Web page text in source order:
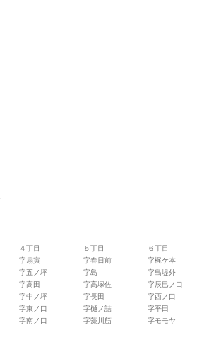
４丁目 ５丁目 ６丁目
字扇寅 字春日前 字梶ケ本
字五ノ坪 字島 字島堤外
字高田 字高塚佐 字辰巳ノ口
字中ノ坪 字長田 字西ノ口
字東ノ口 字樋ノ詰 字平田
字南ノ口 字藻川筋 字モモヤ